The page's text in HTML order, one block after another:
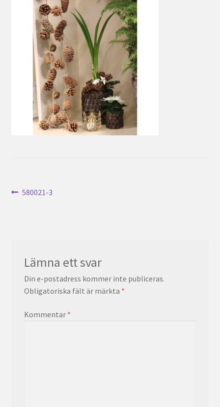
Inläggsnavigering
Föregående
580021-3
Lämna ett svar
Din e-postadress kommer inte publiceras.
Obligatoriska fält är märkta *
Kommentar *